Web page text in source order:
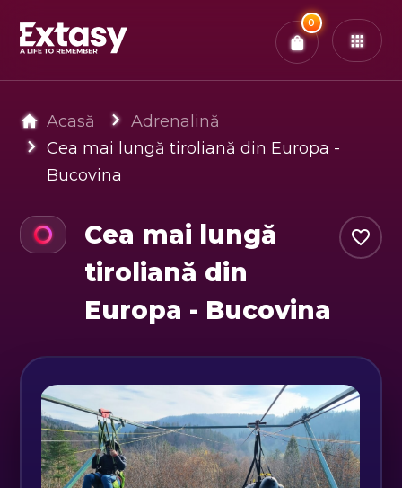
0
x0 Bilete Confirmă & Plătește
Acasă
Adrenalină
Cea mai lungă tiroliană din Europa -
Bucovina
Cea mai lungă
tiroliană din
Europa - Bucovina